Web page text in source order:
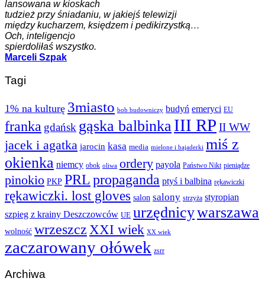
lansowana w kioskach
tudzież przy śniadaniu, w jakiejś telewizji
między kucharzem, księdzem i pedikirzystką…
Och, inteligencjo
spierdoliłaś wszystko.
Marceli Szpak
Tagi
1% na kulturę 3miasto bob budowniczy budyń emeryci EU
franka gdańsk gąska balbinka III RP II WW
jacek i agatka jarocin kasa media mielone i bajaderki miś z
okienka niemcy obok oliwa ordery payola Państwo Nikt pieniądze
pinokio PKP PRLpropaganda ptyś i balbina rękawiczki
rękawiczki. lost gloves salon salony strzyża styropian
szpieg z krainy Deszczowców UE urzędnicywarszawa
wolność wrzeszcz XXI wiek XX wiek
zaczarowany ołówek zsrr
Archiwa